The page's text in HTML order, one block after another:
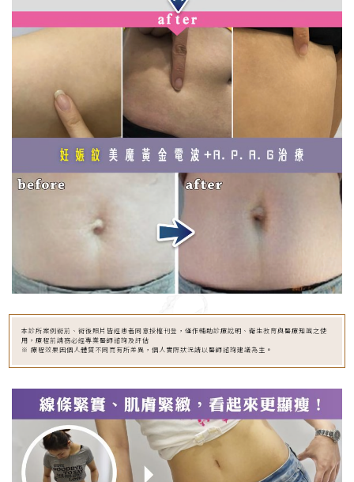
本診所案例術前、術後照片皆經患者同意授權刊登，僅作輔助診療說明、衛生教育與醫療知識之使
用，療程前請務必經專業醫師諮詢及評估
※ 療程效果因個人體質不同而有所差異，個人實際狀況請以醫師諮詢建議為主。